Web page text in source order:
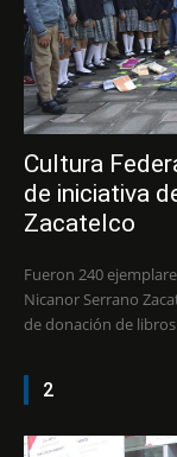
Cultura
de iniciativa
Zacatelco
Fueron 240
Nicanor Serrano Zacatelco, Tlax. Concluyó con gran éxito la campaña
de donación de libros
2